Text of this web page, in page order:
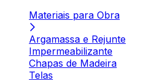
Materiais para Obra
Argamassa e Rejunte
Impermeabilizante
Chapas de Madeira
Telas